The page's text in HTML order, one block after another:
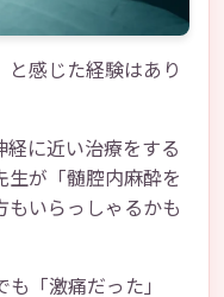
感じた経験はあり
に近い治療をする
生が「髄腔内麻酔を
もいらっしゃるかも
「激痛だった」